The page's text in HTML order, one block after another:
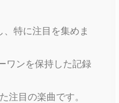
特に注目を集めま
ワンを保持した記録
注目の楽曲です。